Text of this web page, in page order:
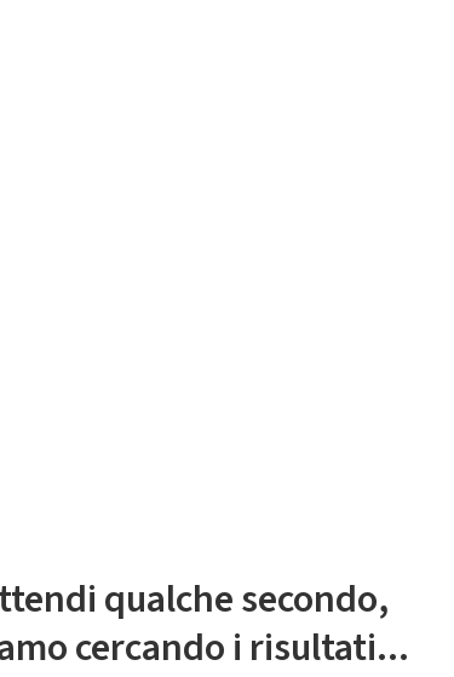
qualche secondo,
cercando i risultati...